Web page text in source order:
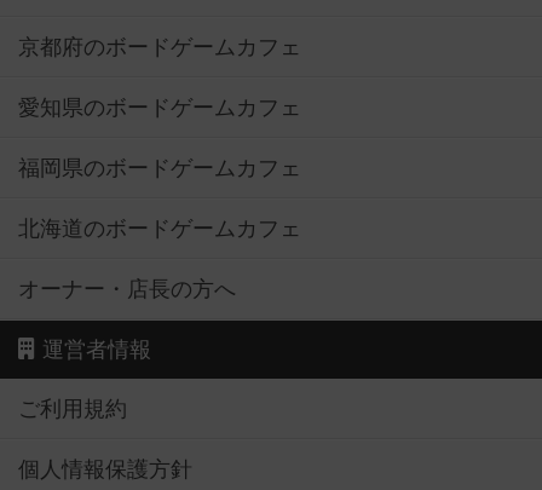
京都府のボードゲームカフェ
愛知県のボードゲームカフェ
福岡県のボードゲームカフェ
北海道のボードゲームカフェ
オーナー・店長の方へ
運営者情報
ご利用規約
個人情報保護方針